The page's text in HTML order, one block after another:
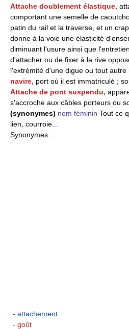
Attache doublement élastique,
comportant une semelle de
patin du rail et la traverse, et un
donne à la voie une élasticité
diminuant l'usure ainsi que
d'attacher ou de fixer à la rive
l'extrémité d'une digue ou tout autre
navire, port où il est immatriculé ;
Attache de pont suspendu,
s'accroche aux câbles porteurs ou
(synonymes) nom féminin Tout ce
lien, courroie...
Synonymes :
- attachement
- goût